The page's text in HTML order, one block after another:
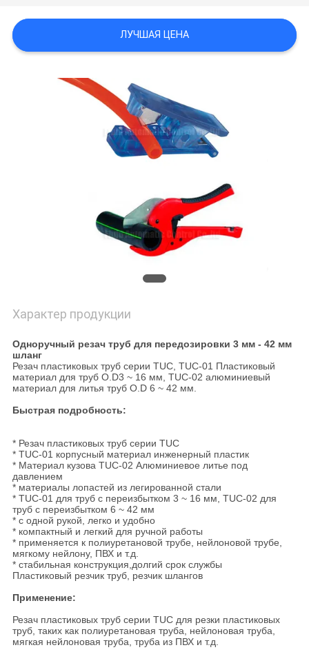
КАРТА
САЙТА
PRIVACY
ЛУЧШАЯ ЦЕНА
Характер продукции
Одноручный резач труб для передозировки 3 мм - 42 мм
шланг
Резач пластиковых труб серии TUC, TUC-01 Пластиковый
материал для труб O.D3 ~ 16 мм, TUC-02 алюминиевый
материал для литья труб O.D 6 ~ 42 мм.
Быстрая подробность:
* Резач пластиковых труб серии TUC
* TUC-01 корпусный материал инженерный пластик
* Материал кузова TUC-02 Алюминиевое литье под
давлением
* материалы лопастей из легированной стали
* TUC-01 для труб с переизбытком 3 ~ 16 мм, TUC-02 для
труб с переизбытком 6 ~ 42 мм
* с одной рукой, легко и удобно
* компактный и легкий для ручной работы
* применяется к полиуретановой трубе, нейлоновой трубе,
мягкому нейлону, ПВХ и т.д.
* стабильная конструкция,долгий срок службы
Пластиковый резчик труб, резчик шлангов
Применение:
Резач пластиковых труб серии TUC для резки пластиковых
труб, таких как полиуретановая труба, нейлоновая труба,
мягкая нейлоновая труба, труба из ПВХ и т.д.